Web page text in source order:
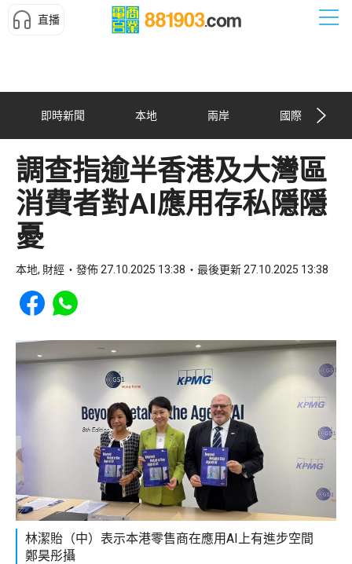
直播
即時新聞 本地 兩岸 國際
調查指逾半香港及大灣區
消費者對AI應用存私隱隱
憂
本地, 財經 發佈 27.10.2025 13:38 最後更新 27.10.2025 13:38
Share to Facebook
Share to WhatsApp
林潔貽（中）表示本港零售商在應用AI上有進步空間
鄭昊彤攝